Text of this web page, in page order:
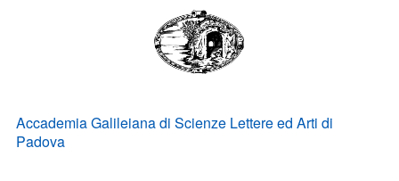
Accademia Galileiana di Scienze Lettere ed Arti di
Padova